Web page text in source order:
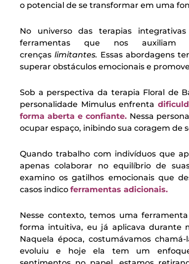
o potencial de se transformar em uma
No universo das terapias
ferramentas que nos
crenças limitantes. Essas abordagens
superar obstáculos emocionais e
Sob a perspectiva da terapia Floral de
personalidade Mimulus enfrenta
forma aberta e confiante. Nessa
ocupar espaço, inibindo sua coragem de
Quando trabalho com indivíduos que
apenas colaborar no equilíbrio de
examino os gatilhos emocionais que
casos indico ferramentas adicionais.
Nesse contexto, temos uma
forma intuitiva, eu já aplicava durante
Naquela época, costumávamos chamá-
evoluiu e hoje ela tem um enfoque